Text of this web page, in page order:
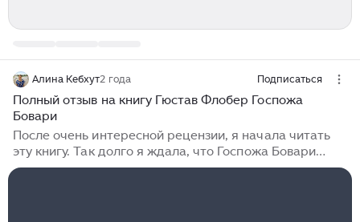
Алина Кебхут2 года Подписаться
Полный отзыв на книгу Гюстав Флобер Госпожа
Бовари
После очень интересной рецензии, я начала читать
эту книгу. Так долго я ждала, что Госпожа Бовари
начнет изменять своему мужу, я уже отчаялась,